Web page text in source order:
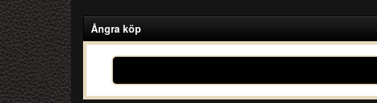
Ångra köp